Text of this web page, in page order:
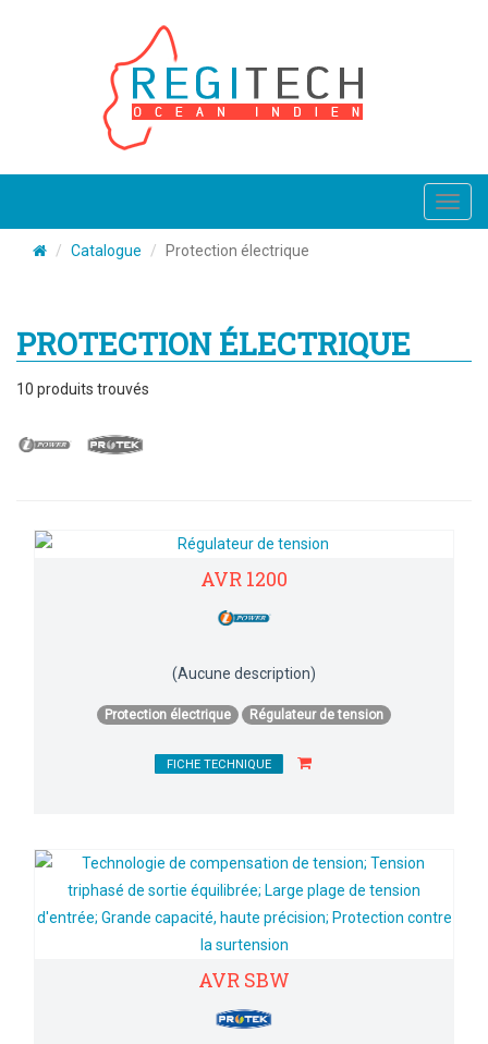
Catalogue
Protection électrique
PROTECTION ÉLECTRIQUE
10 produits trouvés
AVR 1200
(Aucune description)
Protection électrique Régulateur de tension
FICHE TECHNIQUE
AVR SBW